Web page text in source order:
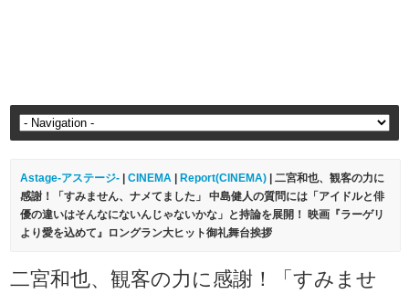
Astage-アステージ- |CINEMA Report(CINEMA) | 二宮和也、観客の力に
感謝！「すみません、ナメてました」 中島健人の質問には「アイドルと俳
優の違いはそんなにないんじゃないかな」と持論を展開！ 映画『ラーゲリ
より愛を込めて』ロングラン大ヒット御礼舞台挨拶
二宮和也、観客の力に感謝！「すみませ